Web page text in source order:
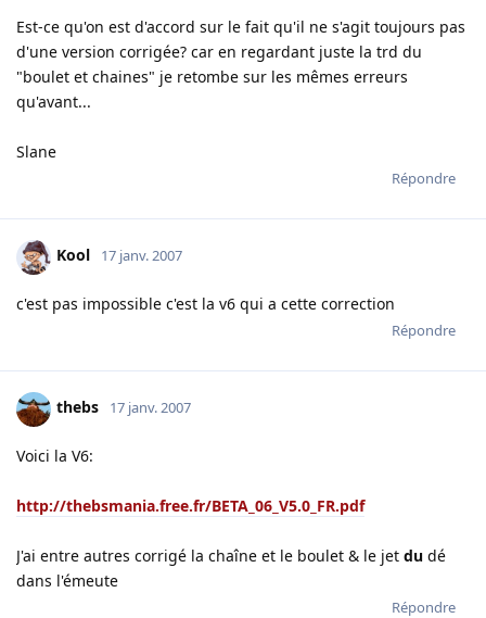
Est-ce qu'on est d'accord sur le fait qu'il ne s'agit toujours pas
d'une version corrigée? car en regardant juste la trd du
"boulet et chaines" je retombe sur les mêmes erreurs
qu'avant...
Slane
Répondre
Kool 17 janv. 2007
c'est pas impossible c'est la v6 qui a cette correction
Répondre
thebs 17 janv. 2007
Voici la V6:
http://thebsmania.free.fr/BETA_06_V5.0_FR.pdf
J'ai entre autres corrigé la chaîne et le boulet & le jet du dé
dans l'émeute
Répondre